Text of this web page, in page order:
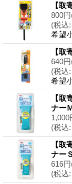
【
800円
(税込:
希望
【
640円
(税込:
希望
【
ナー
1,000
(税込:
【
ナーＳ
616円
(税込: